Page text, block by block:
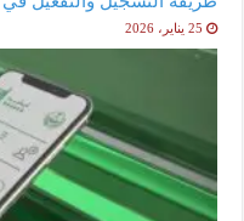
25 يناير، 2026